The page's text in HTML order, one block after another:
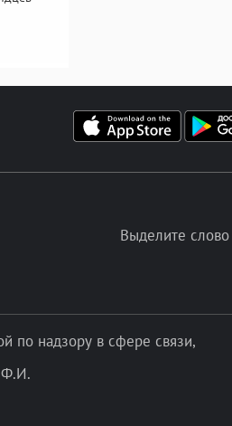
Выделите
по надзору в сфере связи,
Ф.И.